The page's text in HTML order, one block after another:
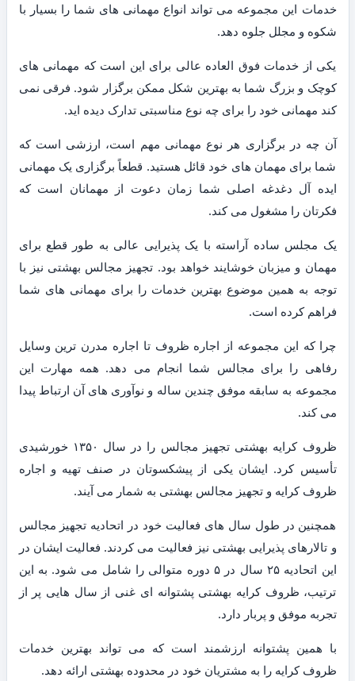
خدمات این مجموعه می تواند انواع مهمانی های شما را بسیار با
شکوه و مجلل جلوه دهد.
یکی از خدمات فوق العاده عالی برای این است که مهمانی های
کوچک و بزرگ شما به بهترین شکل ممکن برگزار شود. فرقی نمی
کند مهمانی خود را برای چه نوع مناسبتی تدارک دیده اید.
آن چه در برگزاری هر نوع مهمانی مهم است، ارزشی است که
شما برای مهمان های خود قائل هستید. قطعاً برگزاری یک مهمانی
ایده آل دغدغه اصلی شما زمان دعوت از مهمانان است که
فکرتان را مشغول می کند.
یک مجلس ساده آراسته با یک پذیرایی عالی به طور قطع برای
مهمان و میزبان خوشایند خواهد بود. تجهیز مجالس بهشتی نیز با
توجه به همین موضوع بهترین خدمات را برای مهمانی های شما
فراهم کرده است.
چرا که این مجموعه از اجاره ظروف تا اجاره مدرن ترین وسایل
رفاهی را برای مجالس شما انجام می دهد. همه مهارت این
مجموعه به سابقه موفق چندین ساله و نوآوری های آن ارتباط پیدا
می کند.
ظروف کرایه بهشتی تجهیز مجالس را در سال ۱۳۵۰ خورشیدی
تأسیس کرد. ایشان یکی از پیشکسوتان در صنف تهیه و اجاره
ظروف کرایه و تجهیز مجالس بهشتی به شمار می آیند.
همچنین در طول سال های فعالیت خود در اتحادیه تجهیز مجالس
و تالارهای پذیرایی بهشتی نیز فعالیت می کردند. فعالیت ایشان در
این اتحادیه ۲۵ سال در ۵ دوره متوالی را شامل می شود. به این
ترتیب، ظروف کرایه بهشتی پشتوانه ای غنی از سال هایی پر از
تجربه موفق و پربار دارد.
با همین پشتوانه ارزشمند است که می تواند بهترین خدمات
ظروف کرایه را به مشتریان خود در محدوده بهشتی ارائه دهد.